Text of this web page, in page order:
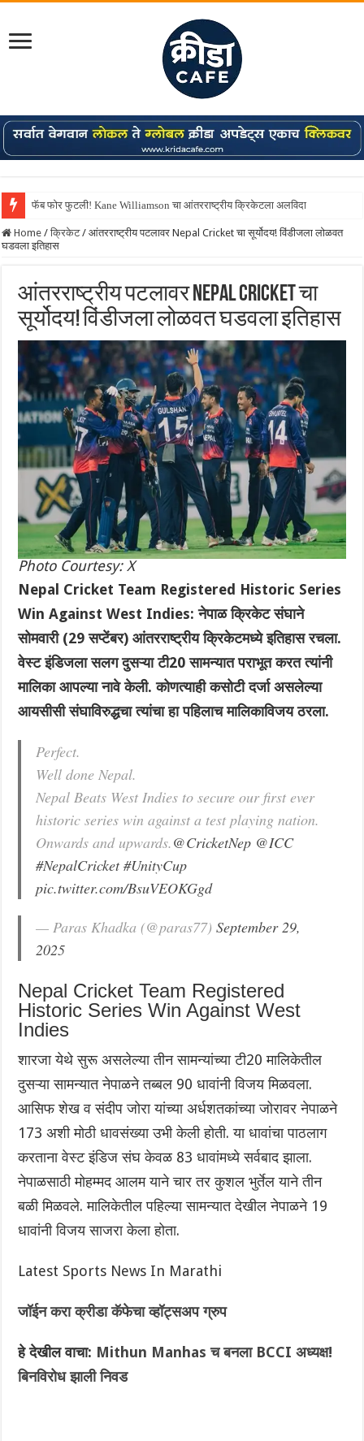
फॅब फोर फुटली! Kane Williamson चा आंतरराष्ट्रीय क्रिकेटला अलविदा
Home / क्रिकेट / आंतरराष्ट्रीय पटलावर Nepal Cricket चा सूर्योदय! विंडीजला लोळवत
घडवला इतिहास
आंतरराष्ट्रीय पटलावर Nepal Cricket चा
सूर्योदय! विंडीजला लोळवत घडवला इतिहास
Photo Courtesy: X
Nepal Cricket Team Registered Historic Series
Win Against West Indies: नेपाळ क्रिकेट संघाने ‌
सोमवारी (29 सप्टेंबर) आंतरराष्ट्रीय क्रिकेटमध्ये इतिहास रचला.
वेस्ट इंडिजला सलग दुसऱ्या टी20 सामन्यात पराभूत करत त्यांनी
मालिका आपल्या नावे केली. कोणत्याही कसोटी दर्जा असलेल्या
आयसीसी संघाविरुद्धचा त्यांचा हा पहिलाच मालिकाविजय ठरला.
Perfect.
Well done Nepal.
Nepal Beats West Indies to secure our first ever
historic series win against a test playing nation.
Onwards and upwards.@CricketNep @ICC
#NepalCricket #UnityCup
pic.twitter.com/BsuVEOKGgd
— Paras Khadka (@paras77)September 29,
2025
Nepal Cricket Team Registered
Historic Series Win Against West
Indies
शारजा येथे सुरू असलेल्या तीन सामन्यांच्या टी20 मालिकेतील
दुसऱ्या सामन्यात नेपाळने तब्बल 90 धावांनी विजय मिळवला.
आसिफ शेख व संदीप जोरा यांच्या अर्धशतकांच्या जोरावर नेपाळने
173 अशी मोठी धावसंख्या उभी केली होती. या धावांचा पाठलाग
करताना ‌वेस्ट इंडिज संघ केवळ 83 धावांमध्ये सर्वबाद झाला.
नेपाळसाठी मोहम्मद आलम याने चार तर कुशल भुर्तेल याने तीन
बळी मिळवले. मालिकेतील पहिल्या सामन्यात देखील नेपाळने 19
धावांनी विजय साजरा केला होता.
Latest Sports News In Marathi
जॉईन करा क्रीडा कॅफेचा व्हॉट्सअप ग्रुप
हे देखील वाचा: Mithun Manhas च बनला BCCI अध्यक्ष!
बिनविरोध झाली निवड